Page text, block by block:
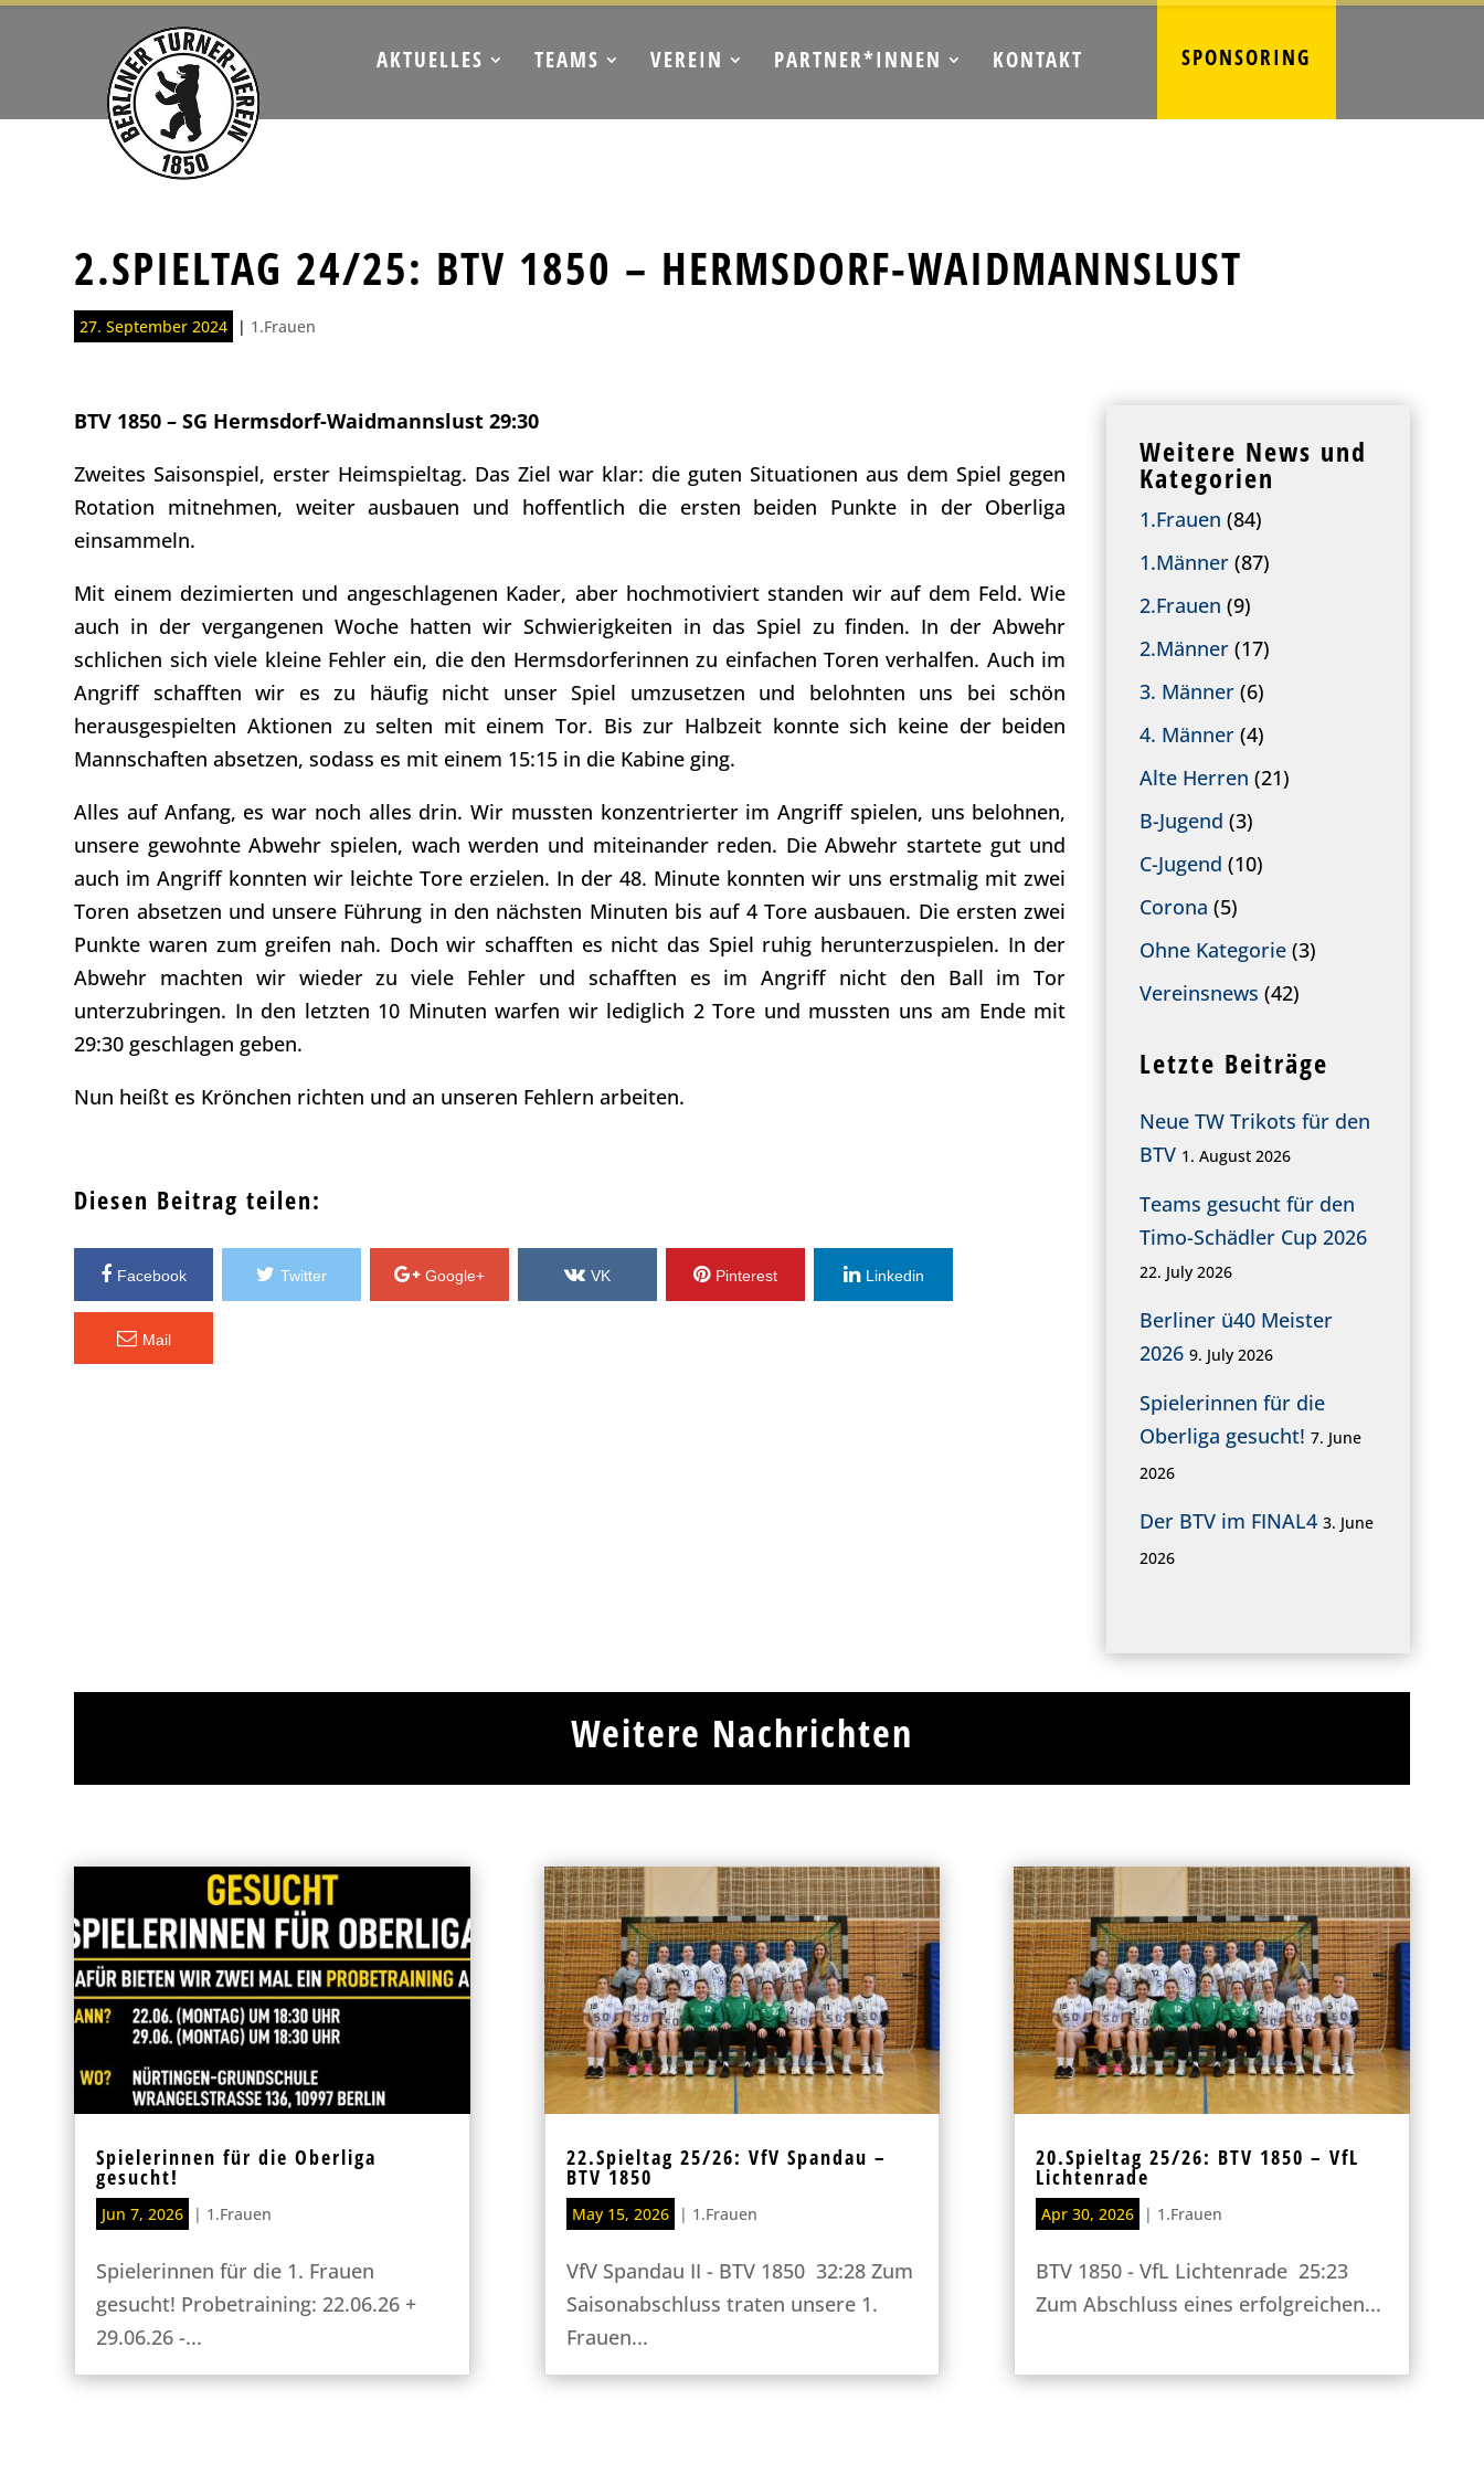
AKTUELLES TEAMS VEREIN PARTNER*INNEN KONTAKT SPONSORING
2.SPIELTAG 24/25: BTV 1850 – HERMSDORF-WAIDMANNSLUST
27. September 2024 | 1.Frauen
BTV 1850 – SG Hermsdorf-Waidmannslust 29:30
Zweites Saisonspiel, erster Heimspieltag. Das Ziel war klar: die guten Situationen aus dem Spiel gegen
Rotation mitnehmen, weiter ausbauen und hoffentlich die ersten beiden Punkte in der Oberliga
einsammeln.
Mit einem dezimierten und angeschlagenen Kader, aber hochmotiviert standen wir auf dem Feld. Wie
auch in der vergangenen Woche hatten wir Schwierigkeiten in das Spiel zu finden. In der Abwehr
schlichen sich viele kleine Fehler ein, die den Hermsdorferinnen zu einfachen Toren verhalfen. Auch im
Angriff schafften wir es zu häufig nicht unser Spiel umzusetzen und belohnten uns bei schön
herausgespielten Aktionen zu selten mit einem Tor. Bis zur Halbzeit konnte sich keine der beiden
Mannschaften absetzen, sodass es mit einem 15:15 in die Kabine ging.
Alles auf Anfang, es war noch alles drin. Wir mussten konzentrierter im Angriff spielen, uns belohnen,
unsere gewohnte Abwehr spielen, wach werden und miteinander reden. Die Abwehr startete gut und
auch im Angriff konnten wir leichte Tore erzielen. In der 48. Minute konnten wir uns erstmalig mit zwei
Toren absetzen und unsere Führung in den nächsten Minuten bis auf 4 Tore ausbauen. Die ersten zwei
Punkte waren zum greifen nah. Doch wir schafften es nicht das Spiel ruhig herunterzuspielen. In der
Abwehr machten wir wieder zu viele Fehler und schafften es im Angriff nicht den Ball im Tor
unterzubringen. In den letzten 10 Minuten warfen wir lediglich 2 Tore und mussten uns am Ende mit
29:30 geschlagen geben.
Nun heißt es Krönchen richten und an unseren Fehlern arbeiten.
Diesen Beitrag teilen:
Facebook Twitter Google+ VK Pinterest Linkedin
Mail
Weitere News und
Kategorien
1.Frauen (84)
1.Männer(87)
2.Frauen (9)
2.Männer(17)
3. Männer(6)
4. Männer(4)
Alte Herren (21)
B-Jugend (3)
C-Jugend (10)
Corona (5)
Ohne Kategorie(3)
Vereinsnews (42)
Letzte Beiträge
Neue TW Trikots für den
BTV 1. August 2026
Teams gesucht für den
Timo-Schädler Cup 2026
22. July 2026
Berliner ü40 Meister
2026 9. July 2026
Spielerinnen für die
Oberliga gesucht! 7. June
2026
Der BTV im FINAL4 3. June
2026
Weitere Nachrichten
Spielerinnen für die Oberliga
gesucht!
Jun 7, 2026 | 1.Frauen
Spielerinnen für die 1. Frauen
gesucht! Probetraining: 22.06.26 +
29.06.26 -...
22.Spieltag 25/26: VfV Spandau –
BTV 1850
May 15, 2026 | 1.Frauen
VfV Spandau II - BTV 1850 32:28 Zum
Saisonabschluss traten unsere 1.
Frauen...
20.Spieltag 25/26: BTV 1850 – VfL
Lichtenrade
Apr 30, 2026 | 1.Frauen
BTV 1850 - VfL Lichtenrade 25:23
Zum Abschluss eines erfolgreichen...